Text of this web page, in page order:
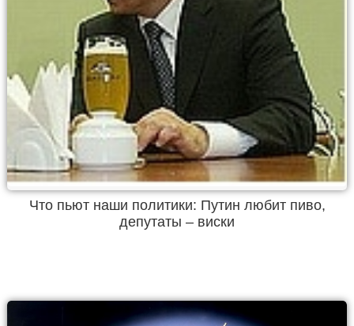
Что пьют наши политики: Путин любит пиво,
депутаты – виски